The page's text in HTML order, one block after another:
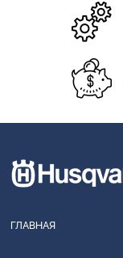
ГЛАВНАЯ